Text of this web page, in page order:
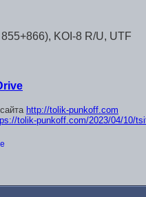
KOI-8 R/U, UTF
http://tolik-punkoff.com
tolik-punkoff.com/2023/04/10/tsi